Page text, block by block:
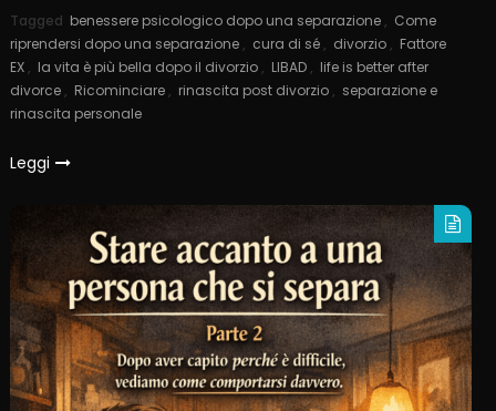
Tagged benessere psicologico dopo una separazione , Come
riprendersi dopo una separazione , cura di sé , divorzio , Fattore
EX , la vita è più bella dopo il divorzio , LIBAD , life is better after
divorce , Ricominciare , rinascita post divorzio , separazione e
rinascita personale
Leggi